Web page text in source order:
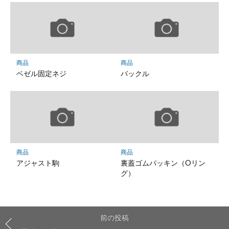
商品
ベゼル固定ネジ
商品
バックル
商品
アジャスト駒
商品
裏蓋ゴムパッキン（Oリン
グ）
前の投稿